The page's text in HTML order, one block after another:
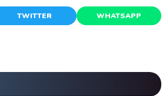
TWITTER WHATSAPP